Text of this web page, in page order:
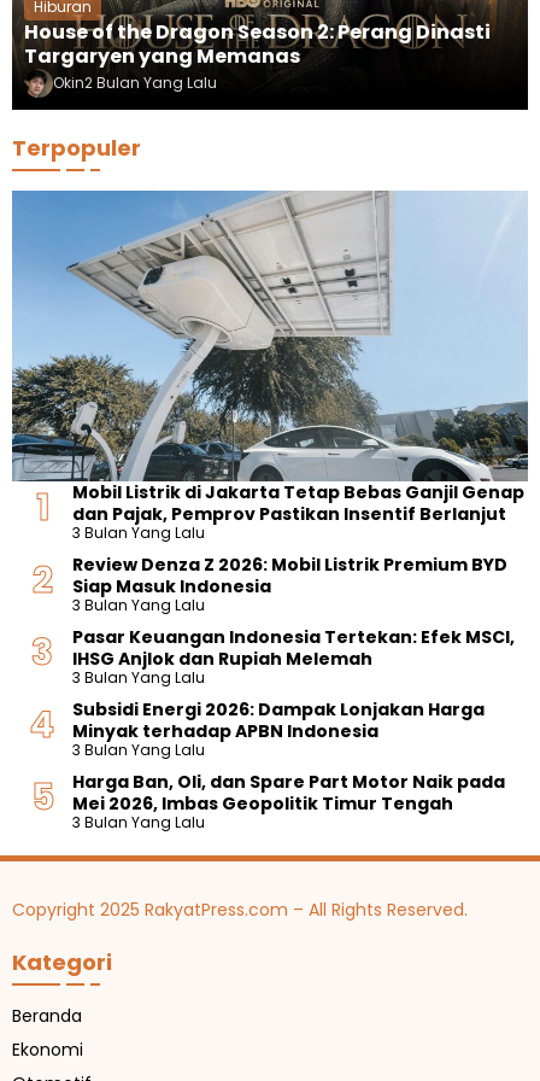
Hiburan
House of the Dragon Season 2: Perang Dinasti
Targaryen yang Memanas
Okin2 Bulan Yang Lalu
Terpopuler
Mobil Listrik di Jakarta Tetap Bebas Ganjil Genap
dan Pajak, Pemprov Pastikan Insentif Berlanjut
3 Bulan Yang Lalu
Review Denza Z 2026: Mobil Listrik Premium BYD
Siap Masuk Indonesia
3 Bulan Yang Lalu
Pasar Keuangan Indonesia Tertekan: Efek MSCI,
IHSG Anjlok dan Rupiah Melemah
3 Bulan Yang Lalu
Subsidi Energi 2026: Dampak Lonjakan Harga
Minyak terhadap APBN Indonesia
3 Bulan Yang Lalu
Harga Ban, Oli, dan Spare Part Motor Naik pada
Mei 2026, Imbas Geopolitik Timur Tengah
3 Bulan Yang Lalu
Copyright 2025 RakyatPress.com – All Rights Reserved.
Kategori
Beranda
Ekonomi